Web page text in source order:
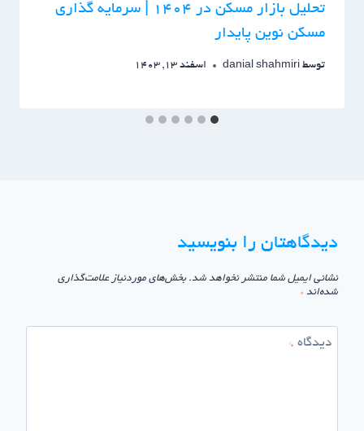
تحلیل بازار مسکن در ۱۴۰۴ | سرمایه گذاری
مسکن نوین پایدار
توسط danial shahmiri اسفند 13, 1403
دیدگاهتان را بنویسید
نشانی ایمیل شما منتشر نخواهد شد. بخش‌های موردنیاز علامت‌گذاری
شده‌اند *
دیدگاه *